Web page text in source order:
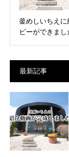
釜めしいちえに
ビーができまし
最新記事